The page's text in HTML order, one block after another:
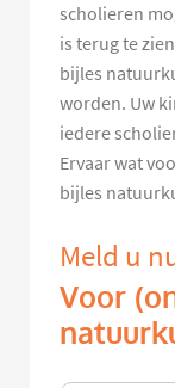
scholieren
is terug te
bijles
worden. Uw
iedere
Ervaar wat
bijles
Meld u
Voor